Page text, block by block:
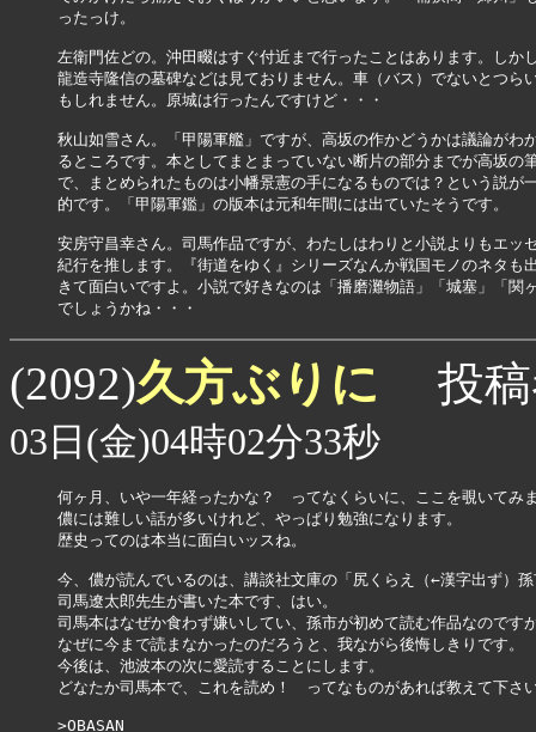
ったっけ。
左衛門佐どの。沖田畷はすぐ付近まで行ったことはあります。しか
龍造寺隆信の墓碑などは見ておりません。車（バス）でないとつら
もしれません。原城は行ったんですけど・・・
秋山如雪さん。「甲陽軍艦」ですが、高坂の作かどうかは議論がわ
るところです。本としてまとまっていない断片の部分までが高坂の
で、まとめられたものは小幡景憲の手になるものでは？という説が
的です。「甲陽軍鑑」の版本は元和年間には出ていたそうです。
安房守昌幸さん。司馬作品ですが、わたしはわりと小説よりもエッ
紀行を推します。『街道をゆく』シリーズなんか戦国モノのネタも
きて面白いですよ。小説で好きなのは「播磨灘物語」「城塞」「関
(2092)久方ぶりに 投稿
03日(金)04時02分33秒
何ヶ月、いや一年経ったかな？　ってなくらいに、ここを覗いてみ
儂には難しい話が多いけれど、やっぱり勉強になります。
歴史ってのは本当に面白いッスね。
今、儂が読んでいるのは、講談社文庫の「尻くらえ（←漢字出ず）
司馬遼太郎先生が書いた本です、はい。
司馬本はなぜか食わず嫌いしてい、孫市が初めて読む作品なのです
なぜに今まで読まなかったのだろうと、我ながら後悔しきりです。
今後は、池波本の次に愛読することにします。
どなたか司馬本で、これを読め！　ってなものがあれば教えて下さ
>OBASAN